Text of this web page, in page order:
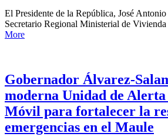
El Presidente de la República, José
Secretario Regional Ministerial de
More
Gobernador Álvarez-
moderna Unidad de
Móvil para fortalecer la
emergencias en el Maule